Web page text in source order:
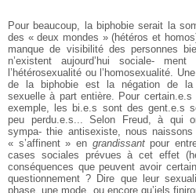
Pour beaucoup, la biphobie serait la
des « deux mondes » (hétéros et
manque de visibilitédes personnes
n’existent aujourd’hui sociale‐ ment
l’hétérosexualité ou l’homosexualité.
de la biphobie est la négation de la
sexuelle à part entière.
Pour
exemple, les bi.e.s sont des gent.e.s
peu perdu.e.s...
Selon Freud, à qui
sympa‐ thie antisexiste, nous naissons
« s’affinent » en grandissantpour
cases sociales prévues à cet effet
conséquences que peuvent avoir
questionnement ? Dire que leur
phase, une mode, ou encorequ’iels